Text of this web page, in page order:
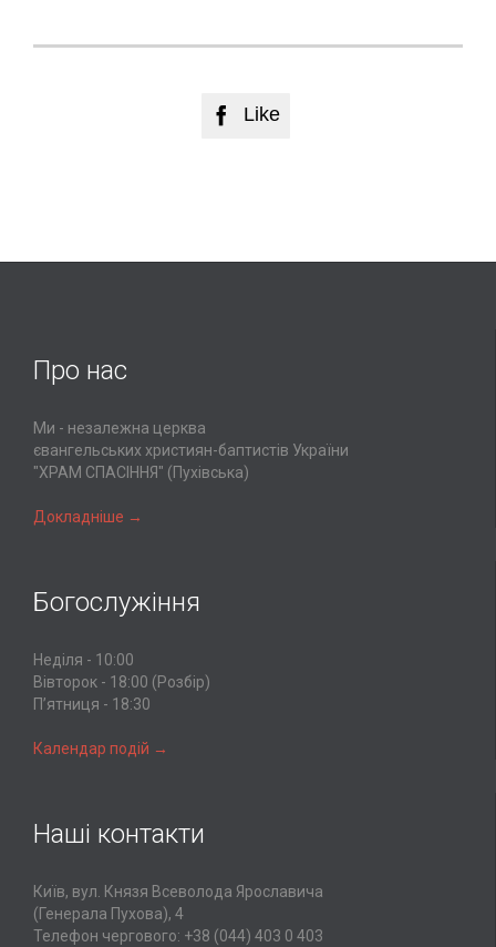
 Like
Про нас
Ми - незалежна церква
євангельських християн-баптистів України
"ХРАМ СПАСІННЯ" (Пухівська)
Докладніше →
Богослужіння
Неділя - 10:00
Вівторок - 18:00 (Розбір)
Пʼятниця - 18:30
Календар подій →
Наші контакти
Київ, вул. Князя Всеволода Ярославича
(Генерала Пухова), 4
Телефон чергового: +38 (044) 403 0 403